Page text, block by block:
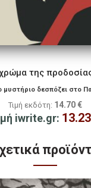
της
μυστήριο δεσπόζει στο
Τιμή εκδότη: 14.70 €
iwrite.gr: 13.23